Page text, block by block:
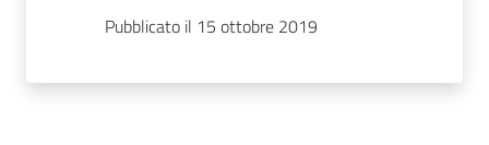
Pubblicato il 15 ottobre 2019